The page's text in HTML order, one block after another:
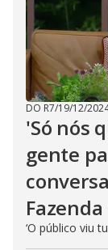
DO R7/19/12/
'Só nós
gente
Fazenda
‘O público viu